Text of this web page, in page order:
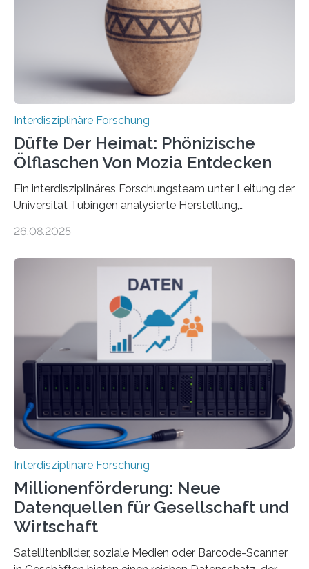
Speicherungstechnologien als Ziel ausgegeben.
Insbesondere das sogenannte Direct Air Capture (DAC)
betrachtet sie dabei als „vielversprechende
Zukunftstechnologie, um Negativemissionen zu heben“.
Wissenschaftlerinnen…
Interdisziplinäre Forschung
Düfte Der Heimat: Phönizische
Ölflaschen Von Mozia Entdecken
Ein interdisziplinäres Forschungsteam unter Leitung der
Universität Tübingen analysierte Herstellung,
aus der phönizischen Siedlung Mozia, vor der Küste
Rolle von Düften für die Identitätsbildung, die
Erinnerungskultur sowie den interkulturellen Austausch
im Mittelmeerraum der Eisenzeit. Zum ersten Mal hat
ein interdisziplinäres Forscherteam eine umfassende
Analyse der Herstellung, Technologie und Inhalte von
51 keramischen Ölgefäßen aus der phönizischen
Siedlung Mozia auf…
26.08.2025
Interdisziplinäre Forschung
Millionenförderung: Neue
Datenquellen für Gesellschaft und
Wirtschaft
Satellitenbilder, soziale Medien oder Barcode-Scanner